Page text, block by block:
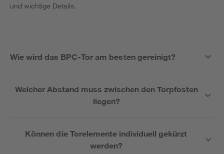
und wichtige Details.
Wie wird das BPC-Tor am besten gereinigt?
Welcher Abstand muss zwischen den Torpfosten
liegen?
Können die Torelemente individuell gekürzt
werden?